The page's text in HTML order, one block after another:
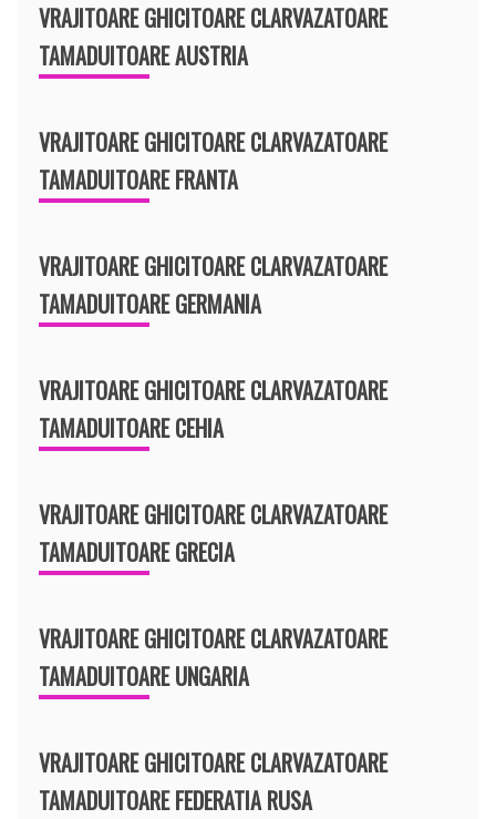
VRAJITOARE GHICITOARE CLARVAZATOARE
TAMADUITOARE AUSTRIA
VRAJITOARE GHICITOARE CLARVAZATOARE
TAMADUITOARE FRANTA
VRAJITOARE GHICITOARE CLARVAZATOARE
TAMADUITOARE GERMANIA
VRAJITOARE GHICITOARE CLARVAZATOARE
TAMADUITOARE CEHIA
VRAJITOARE GHICITOARE CLARVAZATOARE
TAMADUITOARE GRECIA
VRAJITOARE GHICITOARE CLARVAZATOARE
TAMADUITOARE UNGARIA
VRAJITOARE GHICITOARE CLARVAZATOARE
TAMADUITOARE FEDERATIA RUSA